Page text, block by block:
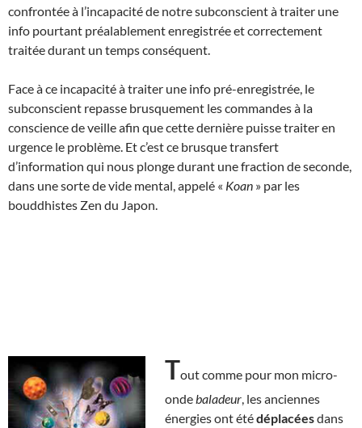
confrontée à l’incapacité de notre subconscient à traiter une
info pourtant préalablement enregistrée et correctement
traitée durant un temps conséquent.
Face à ce incapacité à traiter une info pré-enregistrée, le
subconscient repasse brusquement les commandes à la
conscience de veille afin que cette dernière puisse traiter en
urgence le problème. Et c’est ce brusque transfert
d’information qui nous plonge durant une fraction de seconde,
dans une sorte de vide mental, appelé « Koan » par les
bouddhistes Zen du Japon.
Tout comme pour mon micro-
onde baladeur , les anciennes
énergies ont étédéplacéesdans